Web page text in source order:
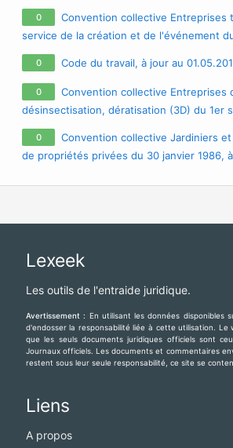
d'éducation emporte sa cessation
entraîne de plein droit la fin du CDD conclu
remplacement (cass. soc. 20 avril 2005, n°
0
Convention collective Entreprises
service de la création et de l'événement
jour au 27.04.2009
0 Code du travail, à jour au
0
Convention collective Entreprises
désinsectisation, dératisation (3D) du 1er
jour au 22.04.2009
0
Convention collective Jardiniers
de propriétés privées du 30 janvier 1986,
Lexeek
Les outils de l'entraide juridique.
Avertissement : En utilisant les données disponibles
d'endosser la responsabilité liée à cette utilisation. Le
que les seuls documents juridiques officiels sont
Journaux officiels. Les documents et commentaires
restent sous leur seule responsabilité, ce site se
Liens
A propos